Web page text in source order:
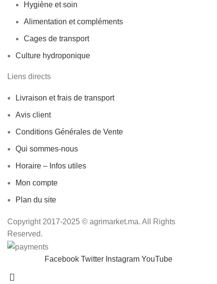
Hygiène et soin
Alimentation et compléments
Cages de transport
Culture hydroponique
Liens directs
Livraison et frais de transport
Avis client
Conditions Générales de Vente
Qui sommes-nous
Horaire – Infos utiles
Mon compte
Plan du site
Copyright 2017-2025 © agrimarket.ma. All Rights
Reserved.
Facebook Twitter Instagram YouTube